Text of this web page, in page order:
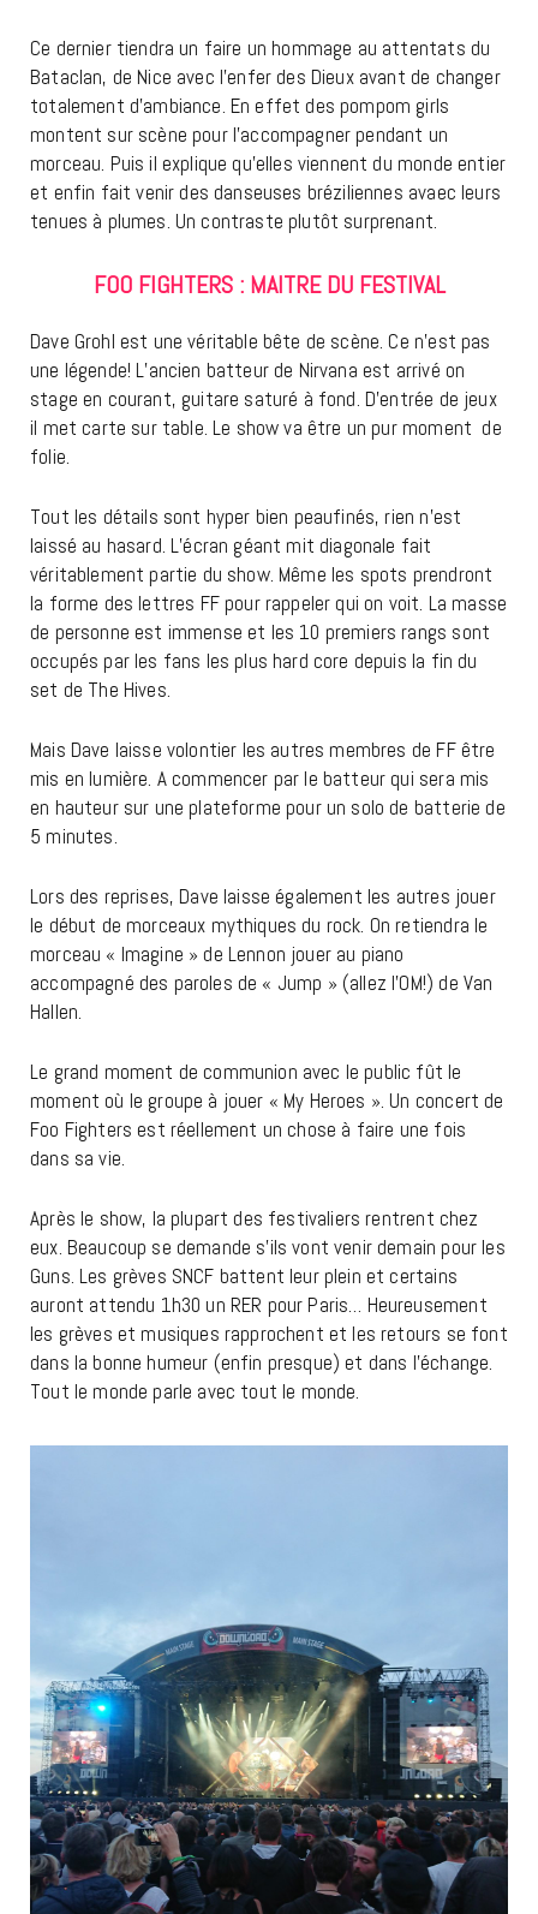
Ce dernier tiendra un faire un hommage au attentats du
Bataclan, de Nice avec l’enfer des Dieux avant de changer
totalement d’ambiance. En effet des pompom girls
montent sur scène pour l’accompagner pendant un
morceau. Puis il explique qu’elles viennent du monde entier
et enfin fait venir des danseuses bréziliennes avaec leurs
tenues à plumes. Un contraste plutôt surprenant.
FOO FIGHTERS : MAITRE DU FESTIVAL
Dave Grohl est une véritable bête de scène. Ce n’est pas
une légende! L’ancien batteur de Nirvana est arrivé on
stage en courant, guitare saturé à fond. D’entrée de jeux
il met carte sur table. Le show va être un pur moment de
folie.
Tout les détails sont hyper bien peaufinés, rien n’est
laissé au hasard. L’écran géant mit diagonale fait
véritablement partie du show. Même les spots prendront
la forme des lettres FF pour rappeler qui on voit. La masse
de personne est immense et les 10 premiers rangs sont
occupés par les fans les plus hard core depuis la fin du
set de The Hives.
Mais Dave laisse volontier les autres membres de FF être
mis en lumière. A commencer par le batteur qui sera mis
en hauteur sur une plateforme pour un solo de batterie de
5 minutes.
Lors des reprises, Dave laisse également les autres jouer
le début de morceaux mythiques du rock. On retiendra le
morceau « Imagine » de Lennon jouer au piano
accompagné des paroles de « Jump » (allez l’OM!) de Van
Hallen.
Le grand moment de communion avec le public fût le
moment où le groupe à jouer « My Heroes ». Un concert de
Foo Fighters est réellement un chose à faire une fois
dans sa vie.
Après le show, la plupart des festivaliers rentrent chez
eux. Beaucoup se demande s’ils vont venir demain pour les
Guns. Les grèves SNCF battent leur plein et certains
auront attendu 1h30 un RER pour Paris… Heureusement
les grèves et musiques rapprochent et les retours se font
dans la bonne humeur (enfin presque) et dans l’échange.
Tout le monde parle avec tout le monde.